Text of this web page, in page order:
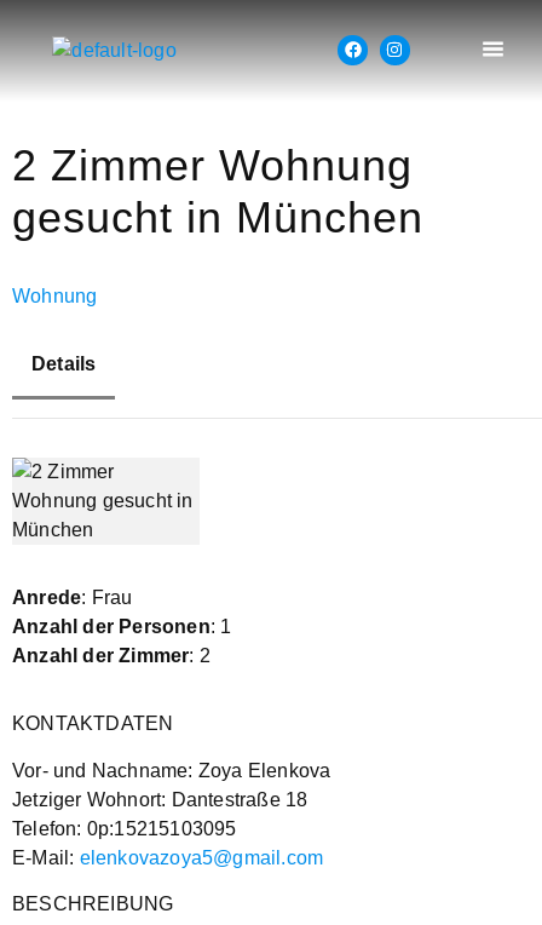
2 Zimmer Wohnung
gesucht in München
Wohnung
Details
Anrede: Frau
Anzahl der Personen: 1
Anzahl der Zimmer: 2
KONTAKTDATEN
Vor- und Nachname: Zoya Elenkova
Jetziger Wohnort: Dantestraße 18
Telefon: 0p:15215103095
E-Mail: elenkovazoya5@gmail.com
BESCHREIBUNG